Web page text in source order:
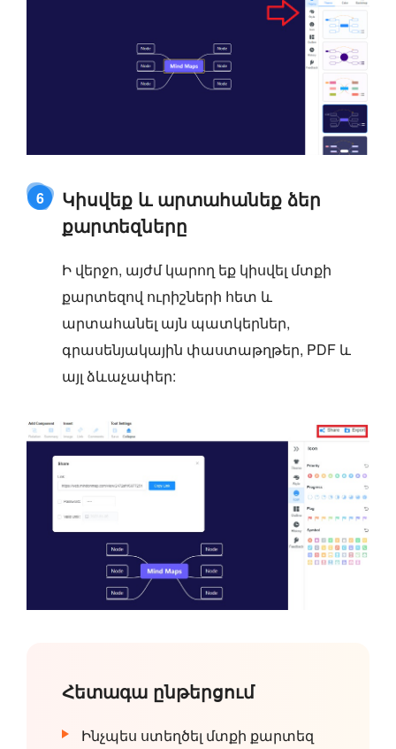
6
Կիսվեք և արտահանեք ձեր
քարտեզները
Ի վերջո, այժմ կարող եք կիսվել մտքի
քարտեզով ուրիշների հետ և
արտահանել այն պատկերներ,
գրասենյակային փաստաթղթեր, PDF և
այլ ձևաչափեր:
Հետագա ընթերցում
Ինչպես ստեղծել մտքի քարտեզ